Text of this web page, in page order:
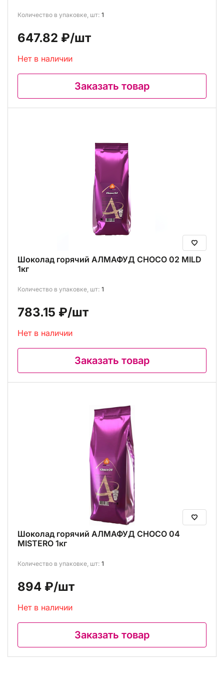
Количество в упаковке, шт: 1
647.82 ₽/шт
Нет в наличии
Заказать товар
Шоколад горячий АЛМАФУД CHOCO 02 MILD
1кг
Количество в упаковке, шт: 1
783.15 ₽/шт
Нет в наличии
Заказать товар
Шоколад горячий АЛМАФУД CHOCO 04
MISTERO 1кг
Количество в упаковке, шт: 1
894 ₽/шт
Нет в наличии
Заказать товар